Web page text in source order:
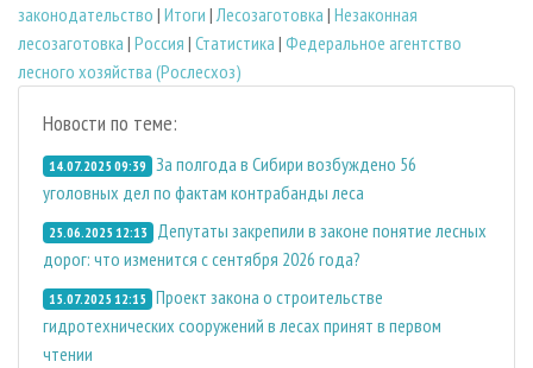
законодательство | Итоги |Лесозаготовка | Незаконная
лесозаготовка | Россия | Статистика | Федеральное агентство
лесного хозяйства (Рослесхоз)
Новости по теме:
14.07.2025 09:39 За полгода в Сибири возбуждено 56
уголовных дел по фактам контрабанды леса
25.06.2025 12:13
Депутаты закрепили в законе понятие лесных
дорог: что изменится с сентября 2026 года?
15.07.2025 12:15 Проект закона о строительстве
гидротехнических сооружений в лесах принят в первом
чтении